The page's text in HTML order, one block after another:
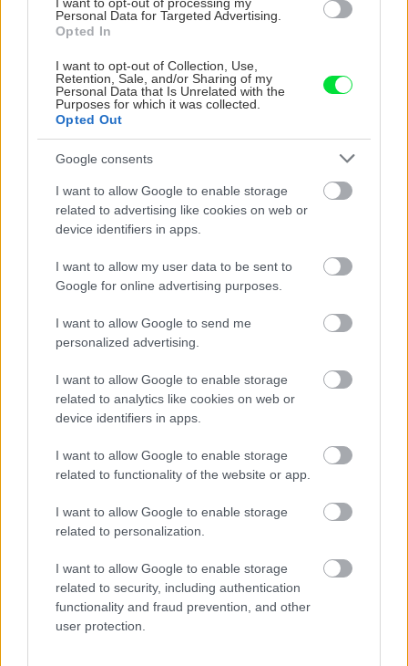
Personal Data for Targeted Advertising.
Opted In
I want to opt-out of Collection, Use,
Retention, Sale, and/or Sharing of my
Personal Data that Is Unrelated with the
Purposes for which it was collected.
Opted Out
Google consents
I want to allow Google to enable storage
related to advertising like cookies on web or
device identifiers in apps.
I want to allow my user data to be sent to
Google for online advertising purposes.
I want to allow Google to send me
personalized advertising.
I want to allow Google to enable storage
related to analytics like cookies on web or
device identifiers in apps.
I want to allow Google to enable storage
related to functionality of the website or app.
I want to allow Google to enable storage
related to personalization.
I want to allow Google to enable storage
related to security, including authentication
functionality and fraud prevention, and other
user protection.
Ošetrujeme jarné
cibuľoviny: Toto im pomôže
Ako prežiť ráno po divokej
noci: Čo pomáha na opicu?
dlaždica už viac nebude
problémom. Takto
svojpomocne vymeníte za
Reďkovky nielen na chlieb:
Naučte sa ich fermentovať
a pripraviť si zdravé
KOMENTÁRE
Exmon
13. mája 2021 o 7:01
Veľmi pekná a precízna práca. Aj detaily sú pekne
prepracované.